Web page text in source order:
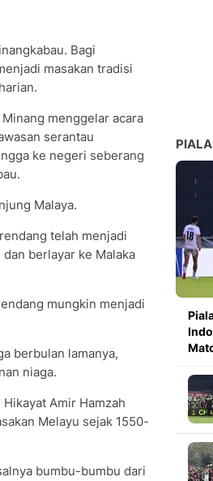
Bagi
masakan tradisi
menggelar acara
serantau
ke negeri seberang
Malaya.
telah menjadi
berlayar ke Malaka
mungkin menjadi
berbulan lamanya,
niaga.
Amir Hamzah
Melayu sejak 1550-
bumbu-bumbu dari